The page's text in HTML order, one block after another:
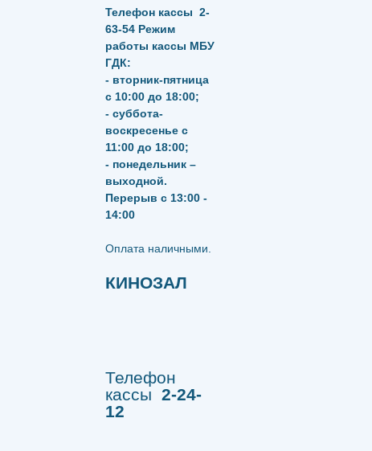
Телефон кассы 2-
63-54 Режим
работы кассы МБУ
ГДК:
- вторник-пятница
с 10:00 до 18:00;
- суббота-
воскресенье с
11:00 до 18:00;
- понедельник –
выходной.
Перерыв с 13:00 -
14:00
​​​​​​​Оплата наличными.
КИНОЗАЛ
Телефон
кассы 2-24-
12